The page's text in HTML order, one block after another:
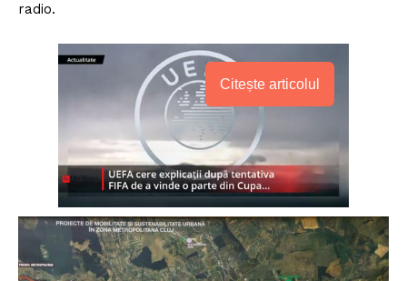
radio.
Citește articolul